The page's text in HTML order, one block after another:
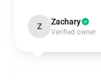
Z Zachary
Verified owner